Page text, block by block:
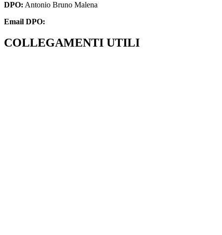
DPO: Antonio Bruno Malena
Email DPO:
COLLEGAMENTI UTILI